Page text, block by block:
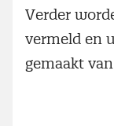
Verder
vermeld en
gemaakt